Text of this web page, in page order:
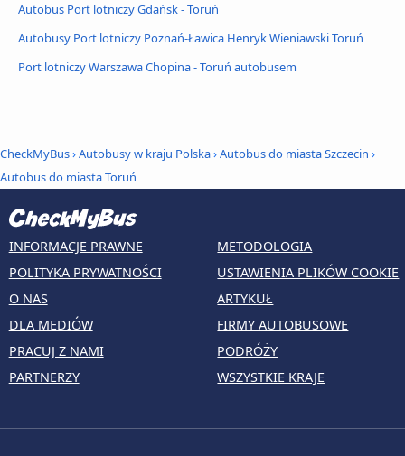
Autobus Port lotniczy Gdańsk - Toruń
Autobusy Port lotniczy Poznań-Ławica Henryk Wieniawski Toruń
Port lotniczy Warszawa Chopina - Toruń autobusem
CheckMyBus›Autobusy w kraju Polska›Autobus do miasta Szczecin ›
Autobus do miasta Toruń
INFORMACJE PRAWNE
POLITYKA PRYWATNOŚCI
O NAS
DLA MEDIÓW
PRACUJ Z NAMI
PARTNERZY
METODOLOGIA
USTAWIENIA PLIKÓW COOKIE
ARTYKUŁ
FIRMY AUTOBUSOWE
PODRÓŻY
WSZYSTKIE KRAJE